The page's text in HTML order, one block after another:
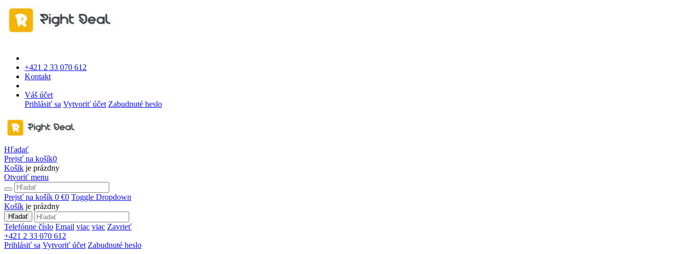
+421 2 33 070 612
Kontakt
Váš účet
Prihlásiť sa Vytvoriť účet Zabudnuté heslo
Hľadať
Prejsť na košík0
Košík je prázdny
Otvoriť menu
Prejsť na košík 0 €0 Toggle Dropdown
Košík je prázdny
Hľadať
Telefónne číslo Email viac viac Zavrieť
+421 2 33 070 612
Prihlásiť sa Vytvoriť účet Zabudnuté heslo